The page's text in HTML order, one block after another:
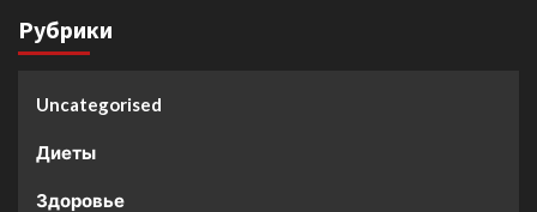
Рубрики
Uncategorised
Диеты
Здоровье